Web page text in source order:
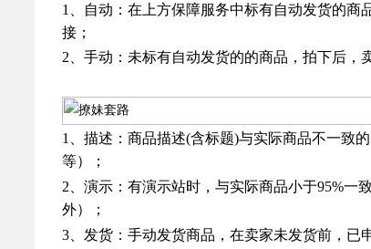
1、自动：在上方保障服务中标有自动发货的
接；
2、手动：未标有自动发货的的商品，拍下后，
1、描述：商品描述(含标题)与实际商品不一致
等）；
2、演示：有演示站时，与实际商品小于95%
外）；
3、发货：手动发货商品，在卖家未发货前，已